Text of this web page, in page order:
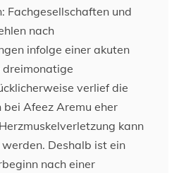
Fachgesellschaften und
nach
infolge einer akuten
dreimonatige
verlief die
Afeez Aremu eher
kann
Deshalb ist ein
nach einer